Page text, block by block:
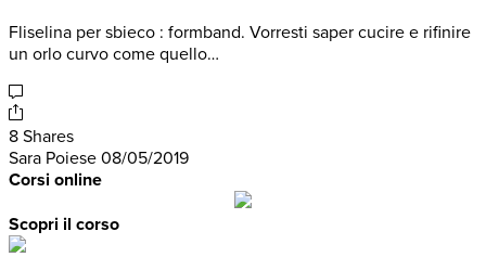
Fliselina per sbieco : formband. Vorresti saper cucire e rifinire
un orlo curvo come quello…
8 Shares
Sara Poiese 08/05/2019
Corsi online
Scopri il corso